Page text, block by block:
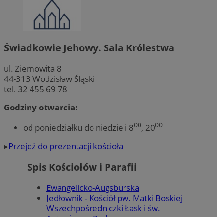
Świadkowie Jehowy. Sala Królestwa
ul. Ziemowita 8
44-313 Wodzisław Śląski
tel. 32 455 69 78
Godziny otwarcia:
od poniedziałku do niedzieli 800, 2000
▸Przejdź do prezentacji kościoła
Spis Kościołów i Parafii
Ewangelicko-Augsburska
Jedłownik - Kościół pw. Matki Boskiej
Wszechpośredniczki Łask i św.
internetowej, takich jak logowanie użytkownika i zarządzanie
niezbędnych plików cookie nie można prawidłowo korzystać ze
internetowej.
SessID
MvSessID
euds